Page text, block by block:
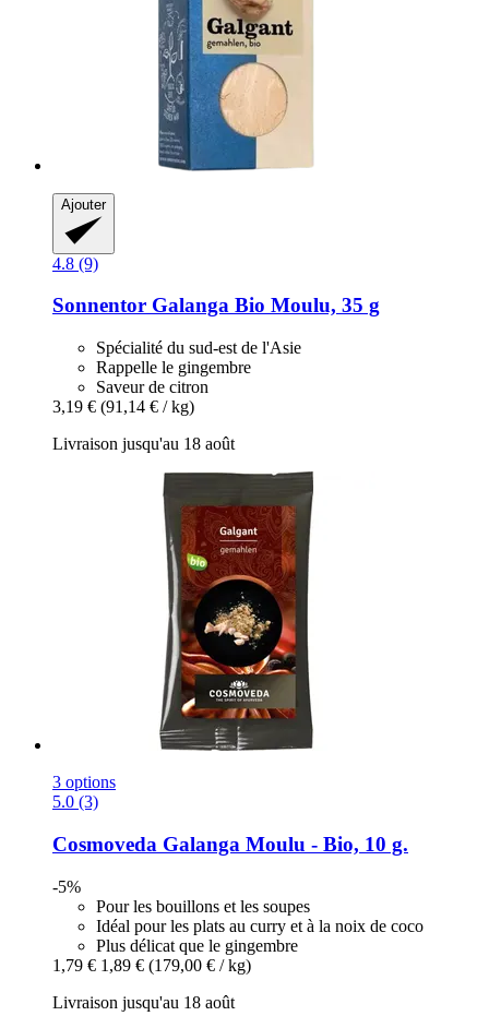
Ajouter
4.8 (9)
Sonnentor Galanga Bio Moulu, 35 g
Spécialité du sud-est de l'Asie
Rappelle le gingembre
Saveur de citron
3,19 € (91,14 € / kg)
Livraison jusqu'au 18 août
3 options
5.0 (3)
Cosmoveda Galanga Moulu -​ Bio, 10 g.
-5%
Pour les bouillons et les soupes
Idéal pour les plats au curry et à la noix de coco
Plus délicat que le gingembre
1,79 € 1,89 € (179,00 € / kg)
Livraison jusqu'au 18 août